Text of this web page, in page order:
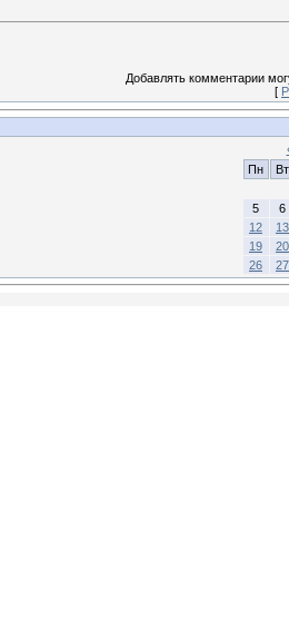
Добавлять комментарии
[
Пн
Вт
5
6
12
13
19
20
26
27